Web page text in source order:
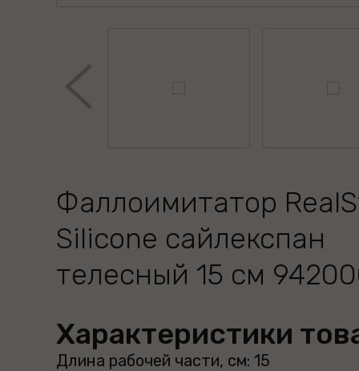
Фаллоимитатор
Silicone сайлекспан
телесный 15 см
Характеристики
Длина рабочей части, см: 15